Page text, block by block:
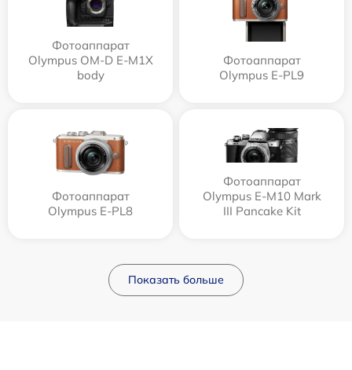
Фотоаппарат
Olympus OM-D E-M1X
body
Фотоаппарат
Olympus E‑PL9
Фотоаппарат
Olympus E-PL8
Фотоаппарат
Olympus E-M10 Mark
III Pancake Kit
Показать больше